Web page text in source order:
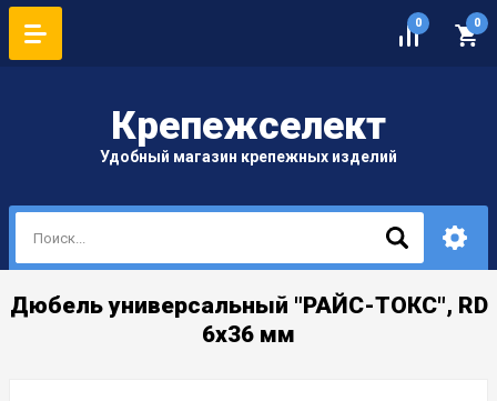
0 0
Крепежселект
Удобный магазин крепежных изделий
Дюбель универсальный "РАЙС-ТОКС", RD
6х36 мм